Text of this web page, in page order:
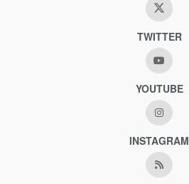
TWITTER
YOUTUBE
INSTAGRAM